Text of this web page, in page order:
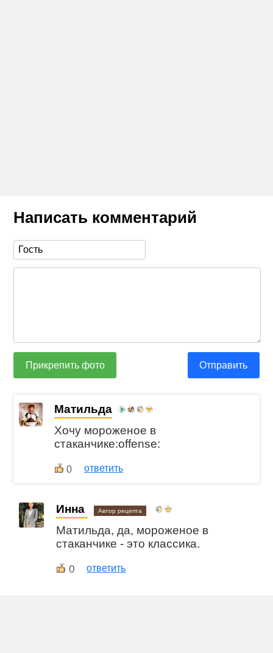
Написать комментарий
Прикрепить фото Отправить
Матильда
Хочу мороженое в
стаканчике:offense:
0 ответить
Инна Автор рецепта
Матильда, да, мороженое в
стаканчике - это классика.
0 ответить